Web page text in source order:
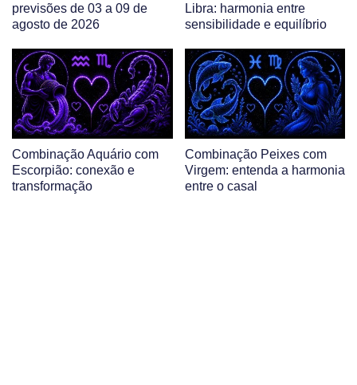
previsões de 03 a 09 de
agosto de 2026
Libra: harmonia entre
sensibilidade e equilíbrio
Combinação Aquário com
Escorpião: conexão e
transformação
Combinação Peixes com
Virgem: entenda a harmonia
entre o casal